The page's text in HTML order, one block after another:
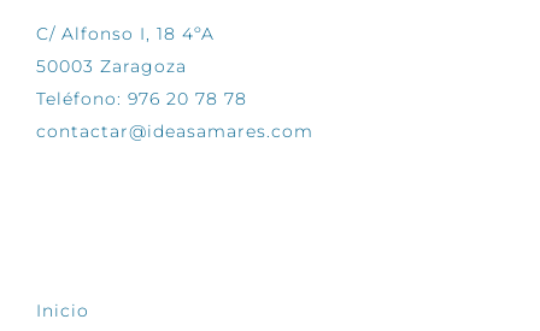
C/ Alfonso I, 18 4ºA
50003 Zaragoza
Teléfono: 976 20 78 78
contactar@ideasamares.com
Inicio